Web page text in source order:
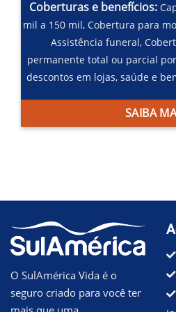
Coberturas e benefícios:
mil a 150 mil, Cobertura para
Assistência funeral,
permanente total ou parcial
descontos em lojas, saúde e
SAIBA
O SulAmérica Vida é o
seguro criado para você ter